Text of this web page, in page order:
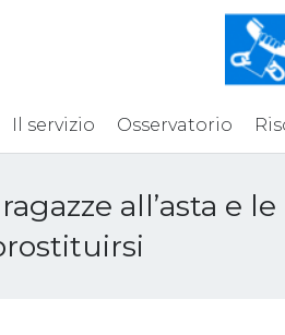
Il servizio Osservatorio
all’asta e le